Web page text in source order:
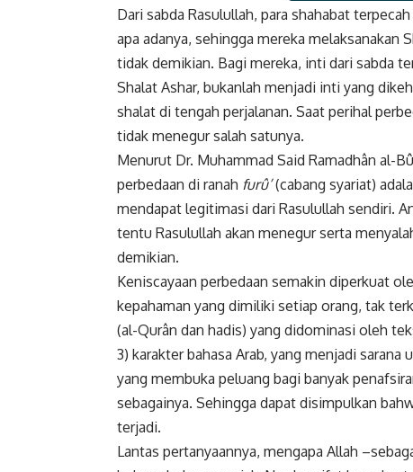
Facebook
Dari sabda Rasulullah, para shahabat
apa adanya, sehingga mereka melaksanakan
tidak demikian. Bagi mereka, inti dari sabda
Shalat Ashar, bukanlah menjadi inti yang
shalat di tengah perjalanan. Saat perihal
tidak menegur salah satunya.
Menurut Dr. Muhammad Said Ramadhân al-
perbedaan di ranah furû’(cabang syariat)
mendapat legitimasi dari Rasulullah sendiri.
tentu Rasulullah akan menegur serta
demikian.
Keniscayaan perbedaan semakin diperkuat
kepahaman yang dimiliki setiap orang, tak
(al-Qurân dan hadis) yang didominasi oleh
3) karakter bahasa Arab, yang menjadi
yang membuka peluang bagi banyak
sebagainya. Sehingga dapat disimpulkan
terjadi.
Lantas pertanyaannya, mengapa Allah